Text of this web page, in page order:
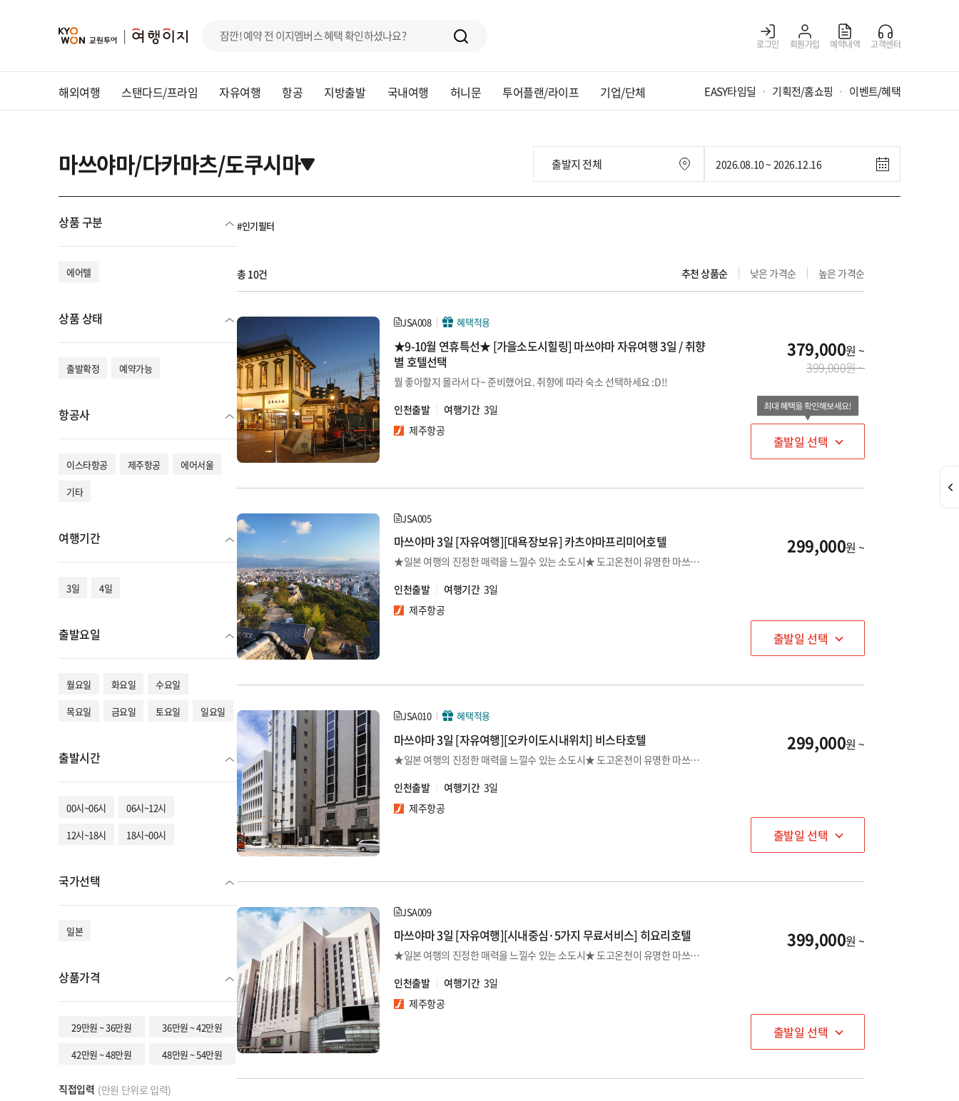
로그인 회원가입 예약내역 고객센터
해외여행 스탠다드/프라임 자유여행 항공 지방출발 국내여행 허니문 투어플랜/라이프 기업/단체 EASY타임딜 기획전/홈쇼핑 이벤트/혜택
마쓰야마/다카마츠/도쿠시마
상품 구분
에어텔
상품 상태
출발확정 예약가능
항공사
이스타항공 제주항공
에어서울
기타
여행기간
3일 4일
출발요일
월요일 화요일
수요일
목요일
금요일 토요일 일요일
출발시간
00시~06시
06시~12시
12시~18시
18시~00시
국가선택
일본
상품가격
29만원 ~ 36만원
36만원 ~ 42만원
42만원 ~ 48만원
48만원 ~ 54만원
직접입력 (만원 단위로 입력)
#인기필터
총 10건 추천 상품순 낮은 가격순 높은 가격순
JSA008 혜택적용
★9-10월 연휴특선★ [가을소도시힐링] 마쓰야마 자유여행 3일 / 취향
별 호텔선택
뭘 좋아할지 몰라서 다~ 준비했어요. 취향에 따라 숙소 선택하세요 :D!!
인천출발
여행기간 3일
제주항공
379,000원 ~
399,000원 ~
출발일 선택
JSA005
마쓰야마 3일 [자유여행][대욕장보유] 카츠야마프리미어호텔
★일본 여행의 진정한 매력을 느낄수 있는 소도시★ 도고온천이 유명한 마쓰야마 자유여행 상품
인천출발
여행기간 3일
제주항공
299,000원 ~
출발일 선택
JSA010 혜택적용
마쓰야마 3일 [자유여행][오카이도시내위치] 비스타호텔
★일본 여행의 진정한 매력을 느낄수 있는 소도시★ 도고온천이 유명한 마쓰야마 자유여행 상품
인천출발
여행기간 3일
제주항공
299,000원 ~
출발일 선택
JSA009
마쓰야마 3일 [자유여행][시내중심·5가지 무료서비스] 히요리호텔
★일본 여행의 진정한 매력을 느낄수 있는 소도시★ 도고온천이 유명한 마쓰야마 자유여행 상품
인천출발
여행기간 3일
제주항공
399,000원 ~
출발일 선택